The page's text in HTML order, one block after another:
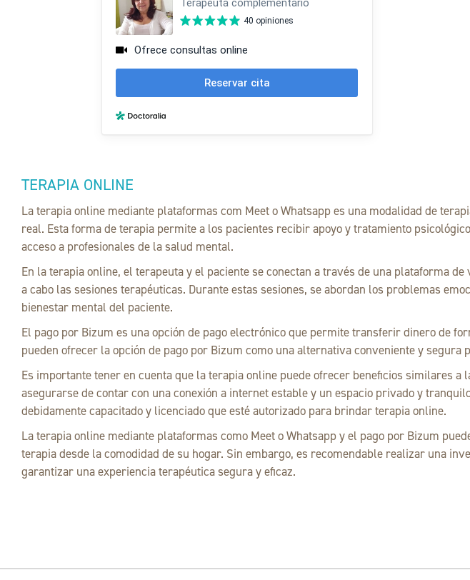
TERAPIA ONLINE
La terapia online mediante plataformas com Meet o Whatsapp es una modalidad de
real. Esta forma de terapia permite a los pacientes recibir apoyo y tratamiento
acceso a profesionales de la salud mental.
En la terapia online, el terapeuta y el paciente se conectan a través de una plataforma
a cabo las sesiones terapéuticas. Durante estas sesiones, se abordan los problemas
bienestar mental del paciente.
El pago por Bizum es una opción de pago electrónico que permite transferir dinero de
pueden ofrecer la opción de pago por Bizum como una alternativa conveniente y segura
Es importante tener en cuenta que la terapia online puede ofrecer beneficios similares
asegurarse de contar con una conexión a internet estable y un espacio privado y
debidamente capacitado y licenciado que esté autorizado para brindar terapia online.
La terapia online mediante plataformas como Meet o Whatsapp y el pago por Bizum
terapia desde la comodidad de su hogar. Sin embargo, es recomendable realizar una
garantizar una experiencia terapéutica segura y eficaz.